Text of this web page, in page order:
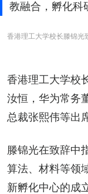
教融合，孵化科
香港理工大学校长滕锦光
香港理工大学校
汝恒，华为常务
总裁张熙伟等出
滕锦光在致辞中
算法、材料等领
新孵化中心的成